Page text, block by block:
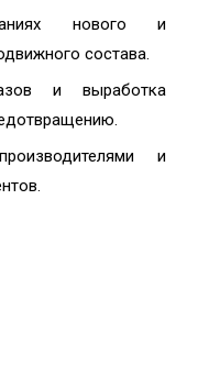
нового и
состава.
и выработка
и